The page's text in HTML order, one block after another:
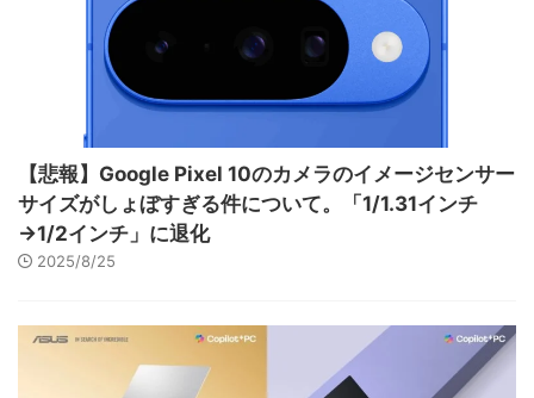
【悲報】Google Pixel 10のカメラのイメージセンサー
サイズがしょぼすぎる件について。「1/1.31インチ
→1/2インチ」に退化
2025/8/25